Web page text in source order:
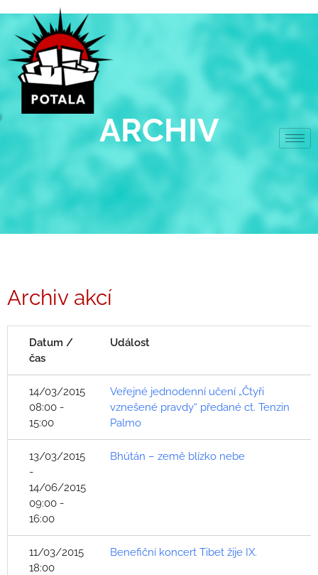
obsah
ARCHIV
Archiv akcí
Datum /
čas
Událost
14/03/2015
08:00 -
15:00
Veřejné jednodenní učení „Čtyři
vznešené pravdy“ předané ct. Tenzin
Palmo
13/03/2015
-
14/06/2015
09:00 -
16:00
Bhútán – země blízko nebe
11/03/2015
18:00
Benefiční koncert Tibet žije IX.